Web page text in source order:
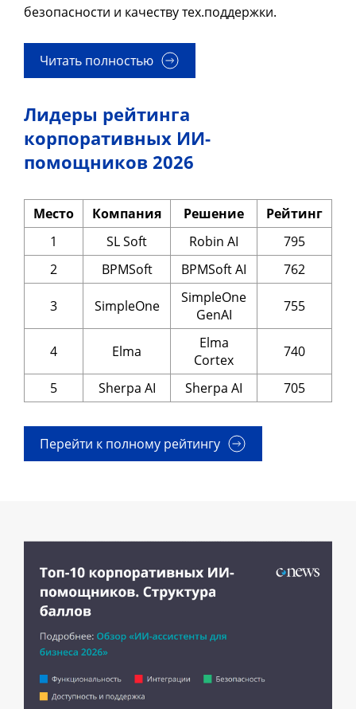
безопасности и качеству тех.поддержки.
Читать полностью
Лидеры рейтинга
корпоративных ИИ-
помощников 2026
Место Компания Решение
Рейтинг
1
SL Soft Robin AI
795
2
BPMSoft BPMSoft AI 762
3 SimpleOne
SimpleOne
GenAI
755
4 Elma
Elma
Cortex
740
5 Sherpa AI Sherpa AI 705
Перейти к полному рейтингу